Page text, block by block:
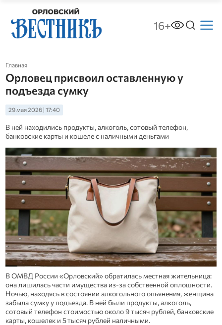
16+
Главная
Орловец присвоил оставленную у
подъезда сумку
29 мая 2026 | 17:40
В ней находились продукты, алкоголь, сотовый телефон,
банковские карты и кошеле с наличными деньгами
В ОМВД России «Орловский» обратилась местная жительница:
она лишилась части имущества из‑за собственной оплошности.
Ночью, находясь в состоянии алкогольного опьянения, женщина
забыла сумку у подъезда. В ней были продукты, алкоголь,
сотовый телефон стоимостью около 9 тысяч рублей, банковские
карты, кошелек и 5 тысяч рублей наличными.